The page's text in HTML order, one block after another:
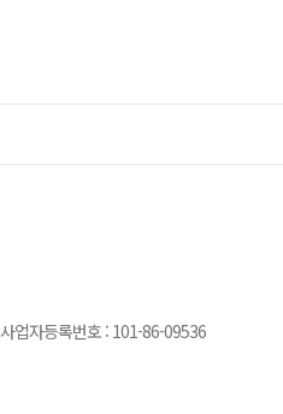
업자등록번호 : 101-86-09536